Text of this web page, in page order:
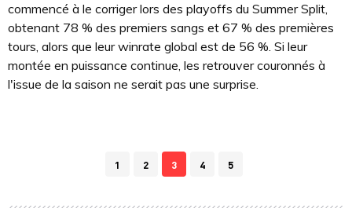
commencé à le corriger lors des playoffs du Summer Split,
obtenant 78 % des premiers sangs et 67 % des premières
tours, alors que leur winrate global est de 56 %. Si leur
montée en puissance continue, les retrouver couronnés à
l'issue de la saison ne serait pas une surprise.
1 2 3 4 5